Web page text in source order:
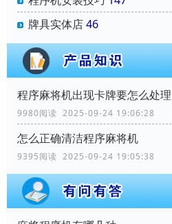
牌具实体店46
程序麻将机出现卡牌要怎么处理
9980阅读 2025-09-24 19:06:28
怎么正确清洁程序麻将机
9395阅读 2025-09-24 19:05:38